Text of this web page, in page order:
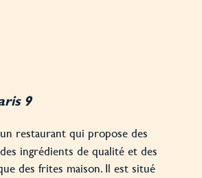
9
restaurant qui propose des
ingrédients de qualité et des
des frites maison. Il est situé